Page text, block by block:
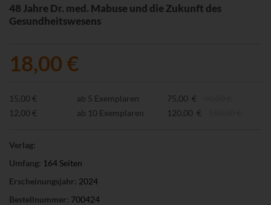
48 Jahre Dr. med. Mabuse und die Zukunft des
Gesundheitswesens
18,00 €
15,00 € ab 5 Exemplaren 75,00 €
12,00 €
ab 10 Exemplaren 120,00 €
Verlag:
Umfang: 164 Seiten
Erscheinungsjahr: 2024
Bestellnummer: 700424